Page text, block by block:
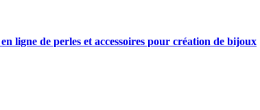
ligne de perles et accessoires pour création de bijoux